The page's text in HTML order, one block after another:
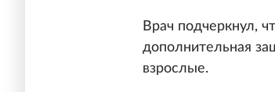
Врач подчеркнул,
дополнительная
взрослые.